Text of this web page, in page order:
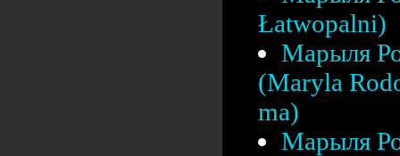
Łatwopalni)
Марыля
(Maryla
ma)
Марыля